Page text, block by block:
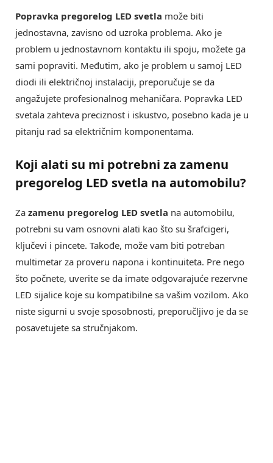
Popravka pregorelog LED svetla može biti
jednostavna, zavisno od uzroka problema. Ako je
problem u jednostavnom kontaktu ili spoju, možete ga
sami popraviti. Međutim, ako je problem u samoj LED
diodi ili električnoj instalaciji, preporučuje se da
angažujete profesionalnog mehaničara. Popravka LED
svetala zahteva preciznost i iskustvo, posebno kada je u
pitanju rad sa električnim komponentama.
Koji alati su mi potrebni za zamenu
pregorelog LED svetla na automobilu?
Za zamenu pregorelog LED svetla na automobilu,
potrebni su vam osnovni alati kao što su šrafcigeri,
ključevi i pincete. Takođe, može vam biti potreban
multimetar za proveru napona i kontinuiteta. Pre nego
što počnete, uverite se da imate odgovarajuće rezervne
LED sijalice koje su kompatibilne sa vašim vozilom. Ako
niste sigurni u svoje sposobnosti, preporučljivo je da se
posavetujete sa stručnjakom.